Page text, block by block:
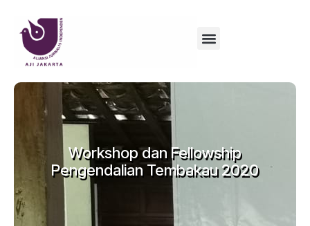
Workshop dan Fellowship
Pengendalian Tembakau 2020